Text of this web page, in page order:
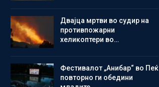
Двајца мртви во судир на
противпожарни
хеликоптери во…
Фестивалот „Анибар“ во Пеќ
повторно ги обедини